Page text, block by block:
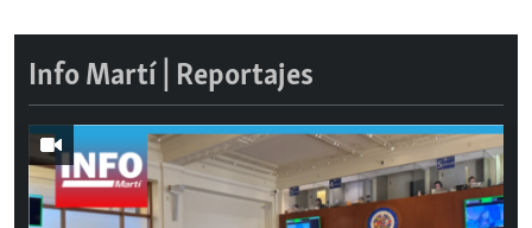
Info Martí | Reportajes